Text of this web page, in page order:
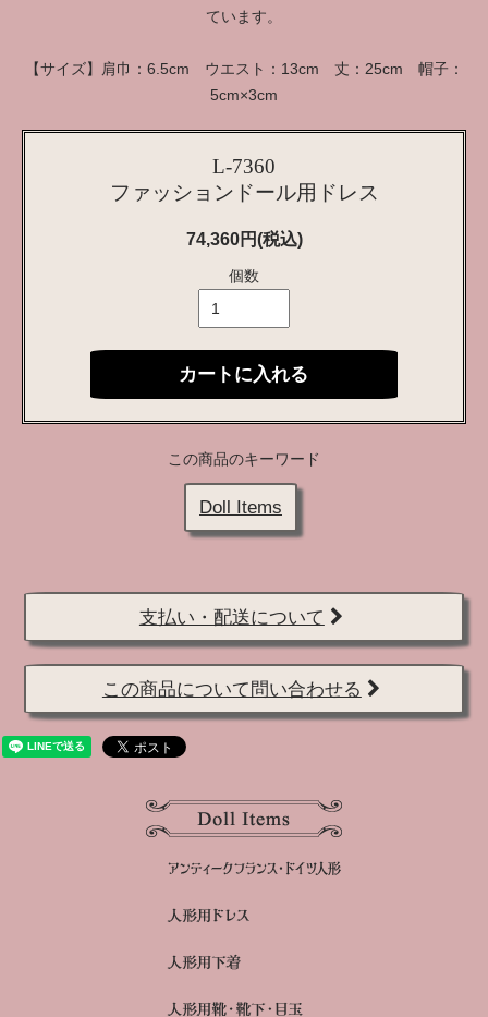
ています。
【サイズ】肩巾：6.5cm ウエスト：13cm 丈：25cm 帽子：
5cm×3cm
L-7360
ファッションドール用ドレス
74,360円(税込)
個数
カートに入れる
この商品のキーワード
Doll Items
支払い・配送について
この商品について問い合わせる